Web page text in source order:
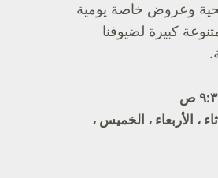
وعروض خاصة يومية
كبيرة لضيوفنا
، الأربعاء ، الخميس ،